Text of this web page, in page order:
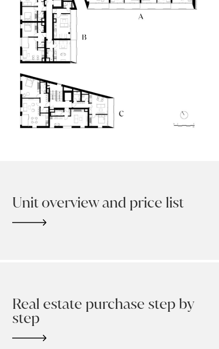
Unit overview and price list
Real estate purchase step by
step